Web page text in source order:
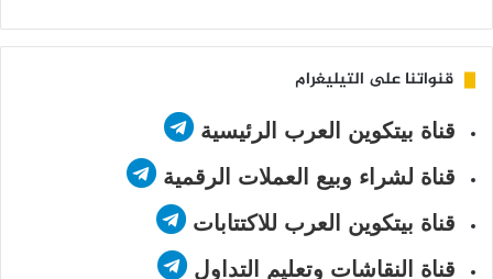
قنواتنا على التيليغرام
قناة بيتكوين العرب الرئيسية
قناة لشراء وبيع العملات الرقمية
قناة بيتكوين العرب للاكتتابات
قناة النقاشات وتعليم التداول